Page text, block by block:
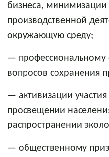
бизнеса, минимизации
производственной
окружающую среду;
—
вопросов сохранения
— активизации
просвещении
распространении
— общественному